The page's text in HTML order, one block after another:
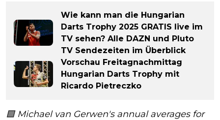
Wie kann man die Hungarian
Darts Trophy 2025 GRATIS live im
TV sehen? Alle DAZN und Pluto
TV Sendezeiten im Überblick
Vorschau Freitagnachmittag
Hungarian Darts Trophy mit
Ricardo Pietreczko
🟩 Michael van Gerwen's annual averages for